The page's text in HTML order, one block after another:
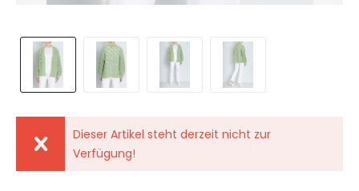
Dieser Artikel steht derzeit nicht zur
Verfügung!